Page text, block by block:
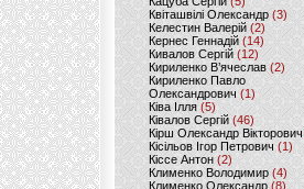
Квіташвілі Олександр(3)
Келестин Валерій(2)
Кернес Геннадій (14)
Кивалов Сергій (12)
Кириленко В’ячеслав (2)
Кириленко Павло
Олександрович (1)
Ківа Ілля (5)
Ківалов Сергій(46)
Кірш Олександр Вікторович
Кісільов Ігор Петрович (1)
Кіссе Антон (2)
Клименко Володимир(4)
Клименко Олександр (8)